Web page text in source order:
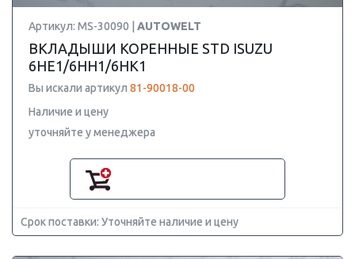
Артикул: MS-30090 | AUTOWELT
ВКЛАДЫШИ КОРЕННЫЕ STD ISUZU
6HE1/6HH1/6HK1
Вы искали артикул 81-90018-00
Наличие и цену
уточняйте у менеджера
Срок поставки: Уточняйте наличие и цену